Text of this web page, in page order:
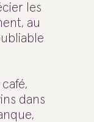
les
au
dans